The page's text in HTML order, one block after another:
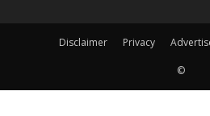
Disclaimer Privacy
©